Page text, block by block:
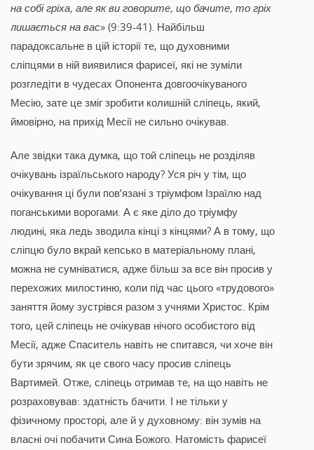
на собі гріха, але як ви говорите, що бачите, то гріх
лишається на вас» (9:39-41). Найбільш
парадоксальне в цій історії те, що духовними
сліпцями в ній виявилися фарисеї, які не зуміли
розгледіти в чудесах Опонента довгоочікуваного
Месію, зате це зміг зробити колишній сліпець, який,
ймовірно, на прихід Месії не сильно очікував.
Але звідки така думка, що той сліпець не розділяв
очікувань ізраїльського народу? Уся річ у тім, що
очікування ці були пов’язані з тріумфом Ізраїлю над
поганськими ворогами. А є яке діло до тріумфу
людині, яка ледь зводила кінці з кінцями? А в тому, що
сліпцю було вкрай кепсько в матеріальному плані,
можна не сумніватися, адже більш за все він просив у
перехожих милостиню, коли під час цього «трудового»
заняття йому зустрівся разом з учнями Христос. Крім
того, цей сліпець не очікував нічого особистого від
Месії, адже Спаситель навіть не спитався, чи хоче він
бути зрячим, як це свого часу просив сліпець
Вартимей. Отже, сліпець отримав те, на що навіть не
розраховував: здатність бачити. І не тільки у
фізичному просторі, але й у духовному: він зумів на
власні очі побачити Сина Божого. Натомість фарисеї